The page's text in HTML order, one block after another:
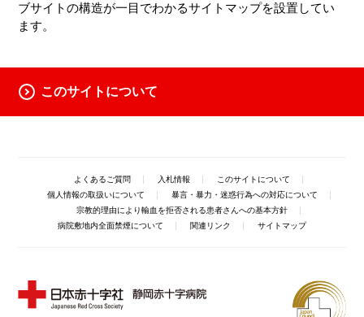
ブサイトの構造が一目でわかるサイトマップを設置してい
ます。
このサイトについて
よくあるご質問 入札情報
このサイトについて
個人情報の取扱いについて
暴言・暴力・迷惑行為への対応について
宗教的理由により輸血を拒否される患者さんへの基本方針
病院敷地内全面禁煙について
関連リンク サイトマップ